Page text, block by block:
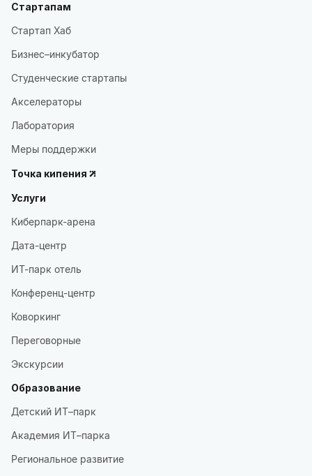
Стартапам
Стартап Хаб
Бизнес–инкубатор
Студенческие стартапы
Акселераторы
Лаборатория
Меры поддержки
Точка кипения
Услуги
Киберпарк-арена
Дата-центр
ИТ-парк отель
Конференц-центр
Коворкинг
Переговорные
Экскурсии
Образование
Детский ИТ–парк
Академия ИТ–парка
Региональное развитие